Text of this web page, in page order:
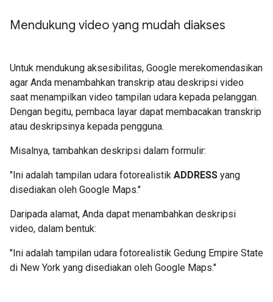
Mendukung video yang mudah diakses
Untuk mendukung aksesibilitas, Google merekomendasikan
agar Anda menambahkan transkrip atau deskripsi video
saat menampilkan video tampilan udara kepada pelanggan.
Dengan begitu, pembaca layar dapat membacakan transkrip
atau deskripsinya kepada pengguna.
Misalnya, tambahkan deskripsi dalam formulir:
"Ini adalah tampilan udara fotorealistik ADDRESS yang
disediakan oleh Google Maps."
Daripada alamat, Anda dapat menambahkan deskripsi
video, dalam bentuk:
"Ini adalah tampilan udara fotorealistik Gedung Empire State
di New York yang disediakan oleh Google Maps."